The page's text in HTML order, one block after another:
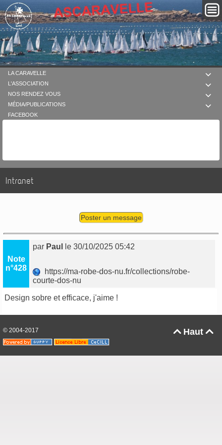

LA CARAVELLE

L'ASSOCIATION

NOS RENDEZ VOUS

MÉDIA/PUBLICATIONS
FACEBOOK
Intranet
Poster un message
Note
n°428
par Paul le 30/10/2025 05:42
https://ma-robe-dos-nu.fr/collections/robe-
courte-dos-nu
Design sobre et efficace, j'aime !
Haut 
© 2004-2017